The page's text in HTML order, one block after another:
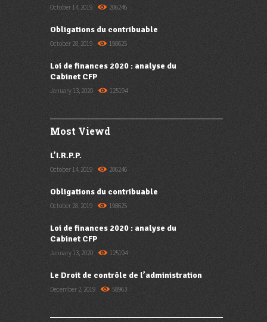
October 14, 2019 206246
Obligations du contribuable
October 28, 2019 198625
Loi de finances 2020 : analyse du
Cabinet CFP
January 13, 2020 125194
Most Viewd
L’I.R.P.P.
October 14, 2019 206246
Obligations du contribuable
October 28, 2019 198625
Loi de finances 2020 : analyse du
Cabinet CFP
January 13, 2020 125194
Le Droit de contrôle de l’administration
December 2, 2019 58963